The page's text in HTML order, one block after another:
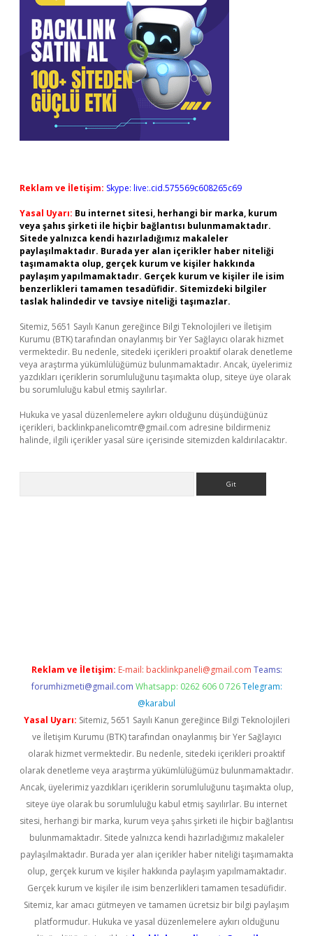
Reklam ve İletişim: Skype: live:.cid.575569c608265c69
Yasal Uyarı: Bu internet sitesi, herhangi bir marka, kurum
veya şahıs şirketi ile hiçbir bağlantısı bulunmamaktadır.
Sitede yalnızca kendi hazırladığımız makaleler
paylaşılmaktadır. Burada yer alan içerikler haber niteliği
taşımamakta olup, gerçek kurum ve kişiler hakkında
paylaşım yapılmamaktadır. Gerçek kurum ve kişiler ile isim
benzerlikleri tamamen tesadüfidir. Sitemizdeki bilgiler
taslak halindedir ve tavsiye niteliği taşımazlar.
Sitemiz, 5651 Sayılı Kanun gereğince Bilgi Teknolojileri ve İletişim
Kurumu (BTK) tarafından onaylanmış bir Yer Sağlayıcı olarak hizmet
vermektedir. Bu nedenle, sitedeki içerikleri proaktif olarak denetleme
veya araştırma yükümlülüğümüz bulunmamaktadır. Ancak, üyelerimiz
yazdıkları içeriklerin sorumluluğunu taşımakta olup, siteye üye olarak
bu sorumluluğu kabul etmiş sayılırlar.
Hukuka ve yasal düzenlemelere aykırı olduğunu düşündüğünüz
içerikleri, backlinkpanelicomtr@gmail.com adresine bildirmeniz
halinde, ilgili içerikler yasal süre içerisinde sitemizden kaldırılacaktır.
Reklam ve İletişim: E-mail: backlinkpaneli@gmail.com Teams:
forumhizmeti@gmail.com Whatsapp: 0262 606 0 726 Telegram:
@karabul
Yasal Uyarı: Sitemiz, 5651 Sayılı Kanun gereğince Bilgi Teknolojileri
ve İletişim Kurumu (BTK) tarafından onaylanmış bir Yer Sağlayıcı
olarak hizmet vermektedir. Bu nedenle, sitedeki içerikleri proaktif
olarak denetleme veya araştırma yükümlülüğümüz bulunmamaktadır.
Ancak, üyelerimiz yazdıkları içeriklerin sorumluluğunu taşımakta olup,
siteye üye olarak bu sorumluluğu kabul etmiş sayılırlar. Bu internet
sitesi, herhangi bir marka, kurum veya şahıs şirketi ile hiçbir bağlantısı
bulunmamaktadır. Sitede yalnızca kendi hazırladığımız makaleler
paylaşılmaktadır. Burada yer alan içerikler haber niteliği taşımamakta
olup, gerçek kurum ve kişiler hakkında paylaşım yapılmamaktadır.
Gerçek kurum ve kişiler ile isim benzerlikleri tamamen tesadüfidir.
Sitemiz, kar amacı gütmeyen ve tamamen ücretsiz bir bilgi paylaşım
platformudur. Hukuka ve yasal düzenlemelere aykırı olduğunu